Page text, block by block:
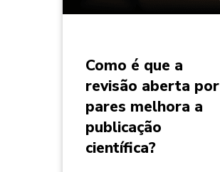
Como é que a
revisão aberta por
pares melhora a
publicação
científica?